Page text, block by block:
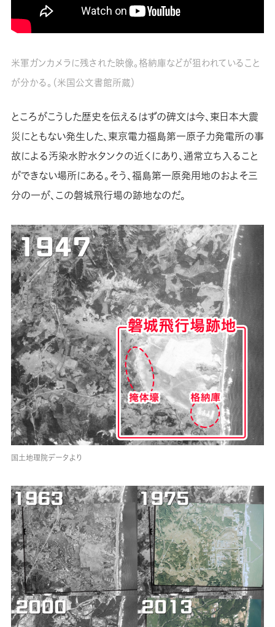
米軍ガンカメラに残された映像。格納庫などが狙われていること
が分かる。（米国公文書館所蔵）
ところがこうした歴史を伝えるはずの碑文は今、東日本大震
災にともない発生した、東京電力福島第一原子力発電所の事
故による汚染水貯水タンクの近くにあり、通常立ち入ること
ができない場所にある。そう、福島第一原発用地のおよそ三
分の一が、この磐城飛行場の跡地なのだ。
国土地理院データより